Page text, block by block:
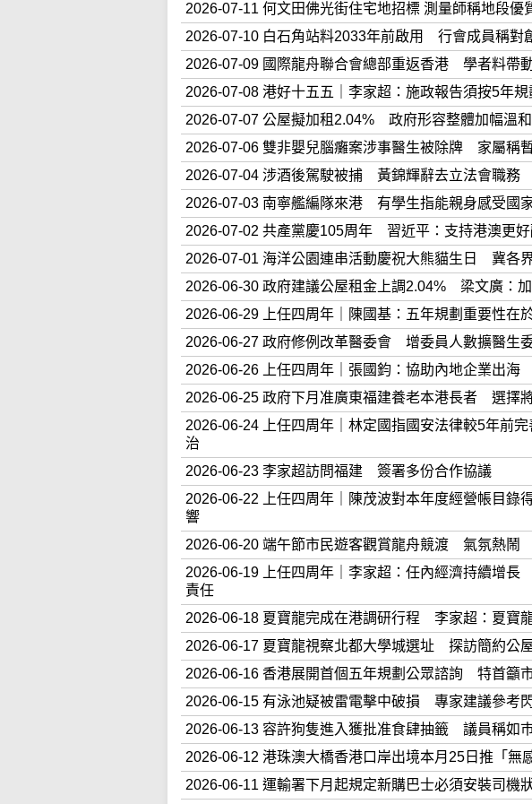
2026-07-11 何文田佛光街住宅地招標 測量師稱地段優
2026-07-10 白石角站料2033年前啟用 行會成員稱對
2026-07-09 國際龍舟聯合會總部重返香港 學者料帶
2026-07-08 港好十五五｜李家超：施政報告須按5年
2026-07-07 公屋擬加租2.04% 政府形容整體加幅溫和
2026-07-06 雙非嬰兒腦癱案涉事醫生被除牌 家屬稱
2026-07-04 涉酒後駕駛被捕 黃錦輝辭去立法會職務
2026-07-03 南寧艦編隊來港 有學生指能親身感受國
2026-07-02 共產黨慶105周年 習近平：支持港澳更
2026-07-01 海洋公園連串活動慶祝大熊貓生日 冀各
2026-06-30 政府建議公屋租金上調2.04% 梁文廣：
2026-06-29 上任四周年｜陳國基：五年規劃重要性在
2026-06-27 政府修例改革醫委會 增委員人數擴醫生
2026-06-26 上任四周年｜張國鈞：協助內地企業出
2026-06-25 政府下月准廣東福建養老本港長者 選擇
2026-06-24 上任四周年｜林定國指國安法律較5年前
治
2026-06-23 李家超訪問福建 簽署多份合作協議
2026-06-22 上任四周年｜陳茂波對本年度經營帳目
響
2026-06-20 端午節市民遊客觀賞龍舟競渡 氣氛熱鬧
2026-06-19 上任四周年｜李家超：任內經濟持續增
責任
2026-06-18 夏寶龍完成在港調研行程 李家超：夏寶
2026-06-17 夏寶龍視察北都大學城選址 探訪簡約公
2026-06-16 香港展開首個五年規劃公眾諮詢 特首籲
2026-06-15 有泳池疑被雷電擊中破損 專家建議參考
2026-06-13 容許狗隻進入獲批准食肆抽籤 議員稱如
2026-06-12 港珠澳大橋香港口岸出境本月25日推「
2026-06-11 運輸署下月起規定新購巴士必須安裝司機